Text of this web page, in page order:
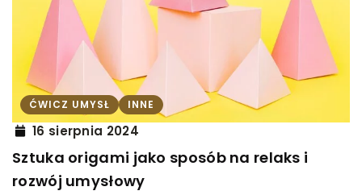
ĆWICZ UMYSŁ INNE
16 sierpnia 2024
Sztuka origami jako sposób na relaks i
rozwój umysłowy